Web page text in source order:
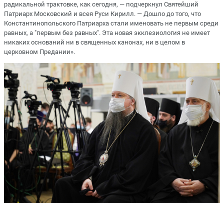
радикальной трактовке, как сегодня, — подчеркнул Святейший
Патриарх Московский и всея Руси Кирилл. — Дошло до того, что
Константинопольского Патриарха стали именовать не первым среди
равных, а "первым без равных". Эта новая экклезиология не имеет
никаких оснований ни в священных канонах, ни в целом в
церковном Предании».